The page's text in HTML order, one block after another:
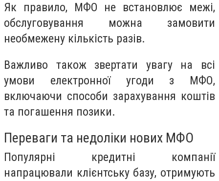
Як правило, МФО не встановлює межі,
обслуговування можна замовити
необмежену кількість разів.
Важливо також звертати увагу на всі
умови електронної угоди з МФО,
включаючи способи зарахування коштів
та погашення позики.
Переваги та недоліки нових МФО
Популярні кредитні компанії
напрацювали клієнтську базу, отримують